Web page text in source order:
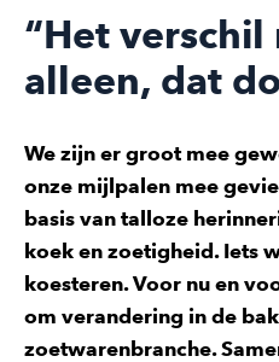
“Het
alleen, dat
We zijn er groot mee
onze mijlpalen mee
basis van talloze
koek en zoetigheid. Iets
koesteren. Voor nu en
om verandering in de
zoetwarenbranche.